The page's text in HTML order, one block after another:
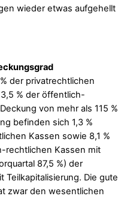
wieder etwas aufgehellt
der privatrechtlichen
% der öffentlich-
von mehr als 115 %
befinden sich 1,3 %
Kassen sowie 8,1 %
rechtlichen Kassen mit
87,5 %) der
Die gute
zwar den wesentlichen